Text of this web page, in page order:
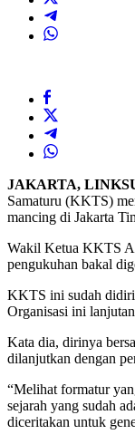
JAKARTA,
Samaturu (KKTS)
mancing di Jakarta
Wakil Ketua KKTS
pengukuhan bakal
KKTS ini sudah
Organisasi ini
Kata dia, dirinya
dilanjutkan dengan
“Melihat formatur
sejarah yang sudah
diceritakan untuk